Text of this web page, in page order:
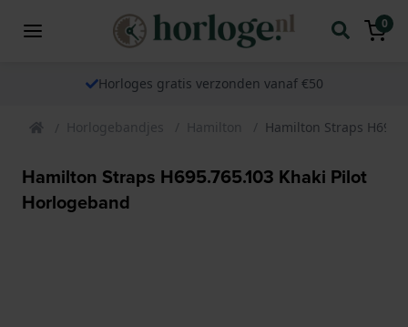
0
Horloges gratis verzonden vanaf €50
Horlogebandjes Hamilton Hamilton Straps
Hamilton Straps H695.765.103 Khaki Pilot
Horlogeband